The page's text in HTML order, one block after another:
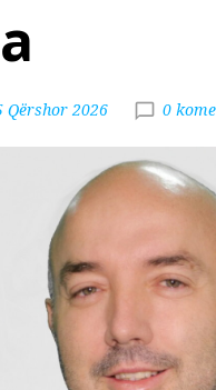
Qërshor 2026 0